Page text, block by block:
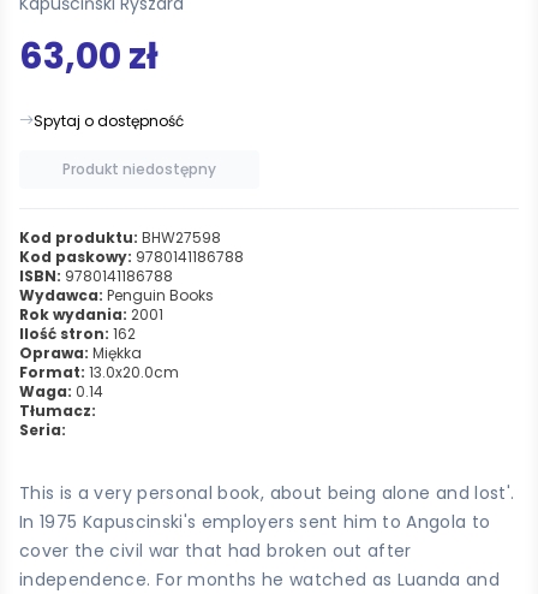
63,00 zł
Spytaj o dostępność
Produkt niedostępny
Kod produktu: BHW27598
Kod paskowy: 9780141186788
ISBN: 9780141186788
Wydawca: Penguin Books
Rok wydania: 2001
Ilość stron: 162
Oprawa: Miękka
Format: 13.0x20.0cm
Waga: 0.14
Tłumacz:
Seria:
This is a very personal book, about being alone and lost'.
In 1975 Kapuscinski's employers sent him to Angola to
cover the civil war that had broken out after
independence. For months he watched as Luanda and